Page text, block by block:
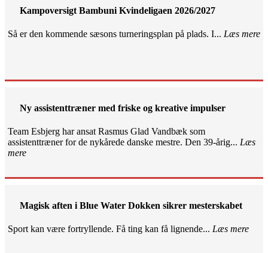
Kampoversigt Bambuni Kvindeligaen 2026/2027
Så er den kommende sæsons turneringsplan på plads. I... Læs mere
Ny assistenttræner med friske og kreative impulser
Team Esbjerg har ansat Rasmus Glad Vandbæk som
assistenttræner for de nykårede danske mestre. Den 39-årig... Læs
mere
Magisk aften i Blue Water Dokken sikrer mesterskabet
Sport kan være fortryllende. Få ting kan få lignende... Læs mere